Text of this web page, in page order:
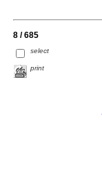
8 / 685
select
print